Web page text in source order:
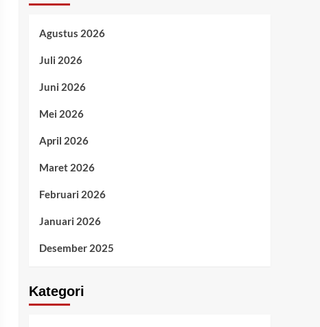
Agustus 2026
Juli 2026
Juni 2026
Mei 2026
April 2026
Maret 2026
Februari 2026
Januari 2026
Desember 2025
Kategori